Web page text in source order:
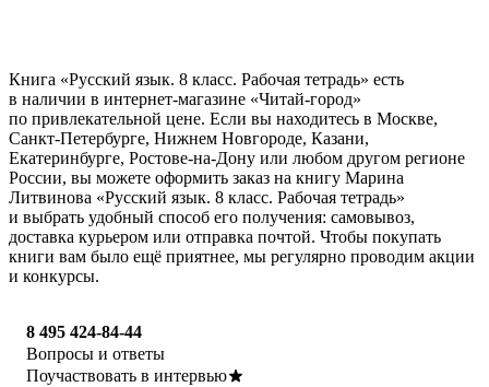
Книга «Русский язык. 8 класс. Рабочая тетрадь» есть
в наличии в интернет-магазине «Читай-город»
по привлекательной цене. Если вы находитесь в Москве,
Санкт-Петербурге, Нижнем Новгороде, Казани,
Екатеринбурге, Ростове-на-Дону или любом другом регионе
России, вы можете оформить заказ на книгу Марина
Литвинова «Русский язык. 8 класс. Рабочая тетрадь»
и выбрать удобный способ его получения: самовывоз,
доставка курьером или отправка почтой. Чтобы покупать
книги вам было ещё приятнее, мы регулярно проводим акции
и конкурсы.
8 495 424-84-44
Вопросы и ответы
Поучаствовать в интервью